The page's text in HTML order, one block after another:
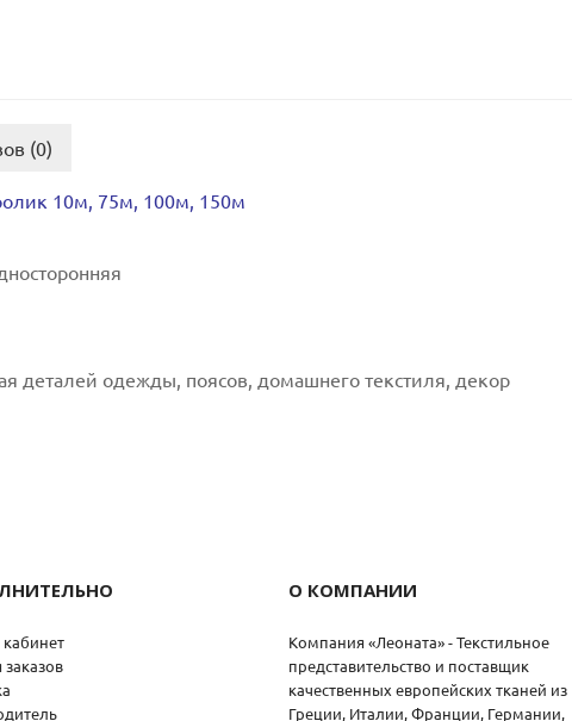
(0)
10м, 75м, 100м, 150м
деталей одежды, поясов, домашнего текстиля, декор
О КОМПАНИИ
Компания «Леоната» - Текстильное
представительство и поставщик
качественных европейских тканей из
Греции, Италии, Франции, Германии,